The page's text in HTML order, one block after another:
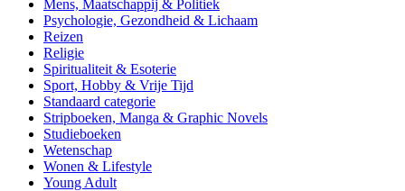
Mens, Maatschappij & Politiek
Psychologie, Gezondheid & Lichaam
Reizen
Religie
Spiritualiteit & Esoterie
Sport, Hobby & Vrije Tijd
Standaard categorie
Stripboeken, Manga & Graphic Novels
Studieboeken
Wetenschap
Wonen & Lifestyle
Young Adult